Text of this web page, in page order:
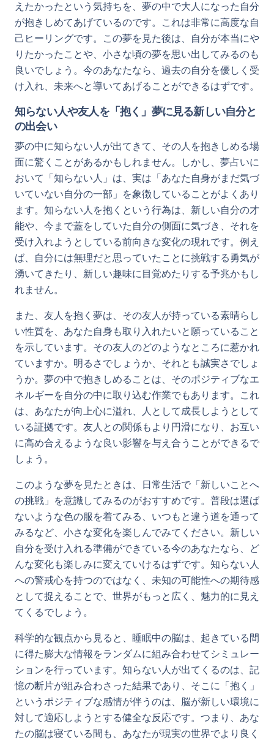
えたかったという気持ちを、夢の中で大人になった自分
が抱きしめてあげているのです。これは非常に高度な自
己ヒーリングです。この夢を見た後は、自分が本当にや
りたかったことや、小さな頃の夢を思い出してみるのも
良いでしょう。今のあなたなら、過去の自分を優しく受
け入れ、未来へと導いてあげることができるはずです。
知らない人や友人を「抱く」夢に見る新しい自分と
の出会い
夢の中に知らない人が出てきて、その人を抱きしめる場
面に驚くことがあるかもしれません。しかし、夢占いに
おいて「知らない人」は、実は「あなた自身がまだ気づ
いていない自分の一部」を象徴していることがよくあり
ます。知らない人を抱くという行為は、新しい自分の才
能や、今まで蓋をしていた自分の側面に気づき、それを
受け入れようとしている前向きな変化の現れです。例え
ば、自分には無理だと思っていたことに挑戦する勇気が
湧いてきたり、新しい趣味に目覚めたりする予兆かもし
れません。
また、友人を抱く夢は、その友人が持っている素晴らし
い性質を、あなた自身も取り入れたいと願っていること
を示しています。その友人のどのようなところに惹かれ
ていますか。明るさでしょうか、それとも誠実さでしょ
うか。夢の中で抱きしめることは、そのポジティブなエ
ネルギーを自分の中に取り込む作業でもあります。これ
は、あなたが向上心に溢れ、人として成長しようとして
いる証拠です。友人との関係もより円滑になり、お互い
に高め合えるような良い影響を与え合うことができるで
しょう。
このような夢を見たときは、日常生活で「新しいことへ
の挑戦」を意識してみるのがおすすめです。普段は選ば
ないような色の服を着てみる、いつもと違う道を通って
みるなど、小さな変化を楽しんでみてください。新しい
自分を受け入れる準備ができている今のあなたなら、ど
んな変化も楽しみに変えていけるはずです。知らない人
への警戒心を持つのではなく、未知の可能性への期待感
として捉えることで、世界がもっと広く、魅力的に見え
てくるでしょう。
科学的な観点から見ると、睡眠中の脳は、起きている間
に得た膨大な情報をランダムに組み合わせてシミュレー
ションを行っています。知らない人が出てくるのは、記
憶の断片が組み合わさった結果であり、そこに「抱く」
というポジティブな感情が伴うのは、脳が新しい環境に
対して適応しようとする健全な反応です。つまり、あな
たの脳は寝ている間も、あなたが現実の世界でより良く